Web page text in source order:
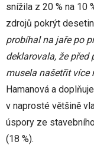
snížila z 20 % na 10
zdrojů pokrýt
probíhal na jaře po
deklarovala, že
musela našetřit více
Hamanová a
v naprosté většině
úspory ze
(18 %).